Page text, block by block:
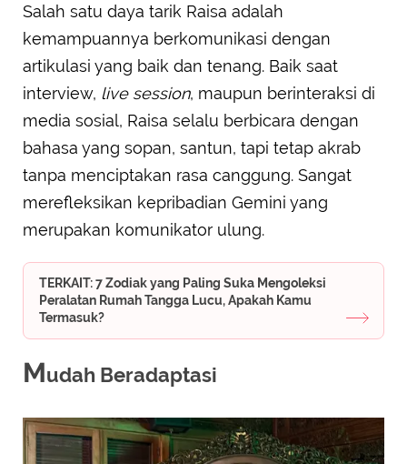
Salah satu daya tarik Raisa adalah
kemampuannya berkomunikasi dengan
artikulasi yang baik dan tenang. Baik saat
interview, live session, maupun berinteraksi di
media sosial, Raisa selalu berbicara dengan
bahasa yang sopan, santun, tapi tetap akrab
tanpa menciptakan rasa canggung. Sangat
merefleksikan kepribadian Gemini yang
merupakan komunikator ulung.
TERKAIT: 7 Zodiak yang Paling Suka Mengoleksi
Peralatan Rumah Tangga Lucu, Apakah Kamu
Termasuk?
Mudah Beradaptasi